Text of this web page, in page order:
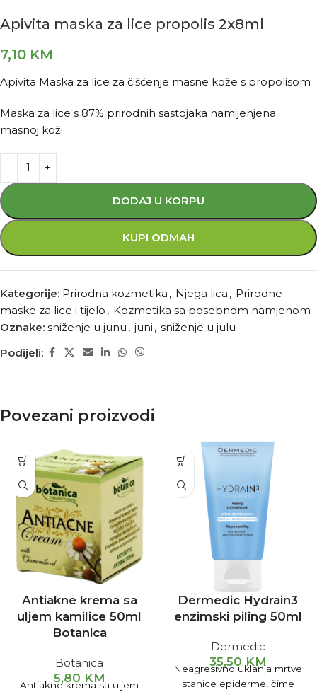
Apivita maska za lice propolis 2x8ml
7,10 KM
Apivita Maska za lice za čišćenje masne kože s propolisom
Maska za lice s 87% prirodnih sastojaka namijenjena
masnoj koži.
DODAJ U KORPU
KUPI ODMAH
Kategorije: Prirodna kozmetika , Njega lica , Prirodne
maske za lice i tijelo , Kozmetika sa posebnom namjenom
Oznake: sniženje u junu , juni , sniženje u julu
Podijeli:
Povezani proizvodi
Antiakne krema sa
uljem kamilice 50ml
Botanica
Botanica
5,80 KM
Antiakne krema sa uljem
Dermedic Hydrain3
enzimski piling 50ml
Dermedic
35,50KM
Neagresivno uklanja mrtve
stanice epiderme, čime